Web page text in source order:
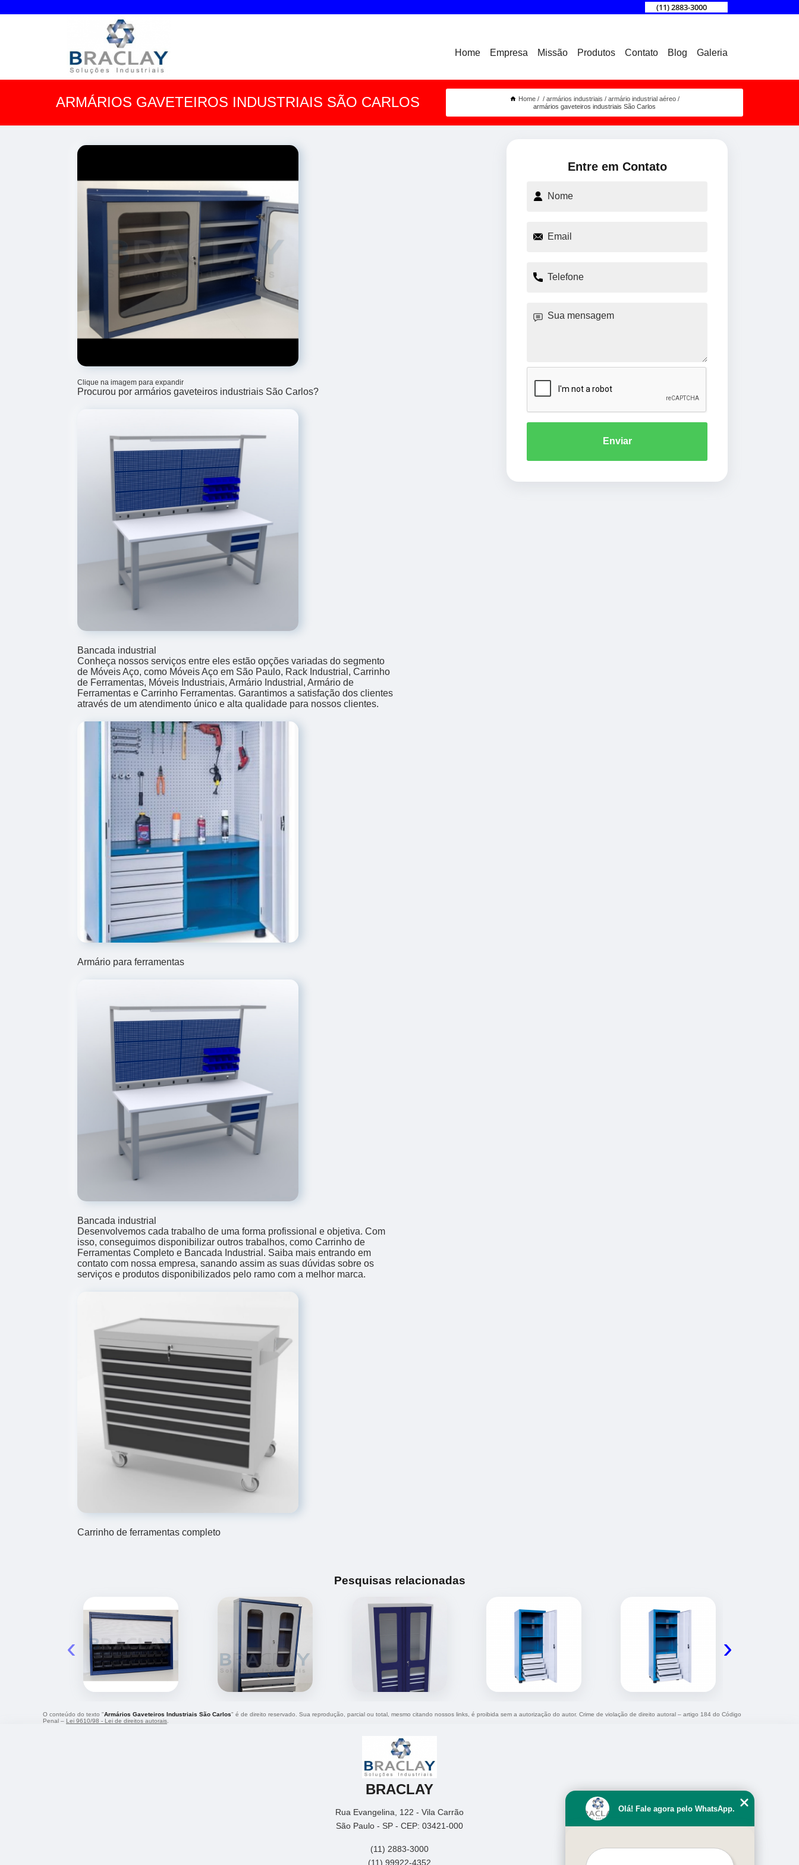
(11) 2883-3000
Home Empresa Missão Produtos Contato Blog Galeria
ARMÁRIOS GAVETEIROS INDUSTRIAIS SÃO CARLOS Home armários industriais
armário industrial aéreo
armários gaveteiros industriais São Carlos
Clique na imagem para expandir
Procurou por armários gaveteiros industriais São Carlos?
Bancada industrial
Conheça nossos serviços entre eles estão opções variadas do segmento
de Móveis Aço, como Móveis Aço em São Paulo, Rack Industrial, Carrinho
de Ferramentas, Móveis Industriais, Armário Industrial, Armário de
Ferramentas e Carrinho Ferramentas. Garantimos a satisfação dos clientes
através de um atendimento único e alta qualidade para nossos clientes.
Armário para ferramentas
Bancada industrial
Desenvolvemos cada trabalho de uma forma profissional e objetiva. Com
isso, conseguimos disponibilizar outros trabalhos, como Carrinho de
Ferramentas Completo e Bancada Industrial. Saiba mais entrando em
contato com nossa empresa, sanando assim as suas dúvidas sobre os
serviços e produtos disponibilizados pelo ramo com a melhor marca.
Carrinho de ferramentas completo
Entre em Contato
Enviar
Pesquisas relacionadas
‹ ›
O conteúdo do texto "Armários Gaveteiros Industriais São Carlos" é de direito reservado. Sua reprodução, parcial ou total, mesmo citando nossos links, é proibida sem a autorização do autor. Crime de violação de direito autoral – artigo 184 do Código
Penal – Lei 9610/98 - Lei de direitos autorais
BRACLAY
Rua Evangelina, 122 - Vila Carrão
São Paulo - SP - CEP: 03421-000
(11) 2883-3000
(11) 99922-4352
Olá! Fale agora pelo WhatsApp.